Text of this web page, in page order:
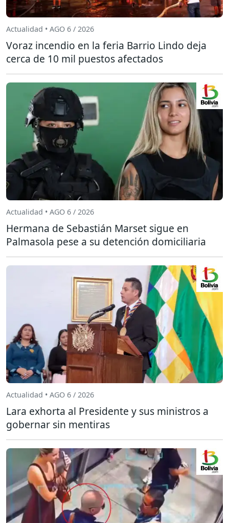
Actualidad • AGO 6 / 2026
Voraz incendio en la feria Barrio Lindo deja
cerca de 10 mil puestos afectados
Actualidad • AGO 6 / 2026
Hermana de Sebastián Marset sigue en
Palmasola pese a su detención domiciliaria
Actualidad • AGO 6 / 2026
Lara exhorta al Presidente y sus ministros a
gobernar sin mentiras